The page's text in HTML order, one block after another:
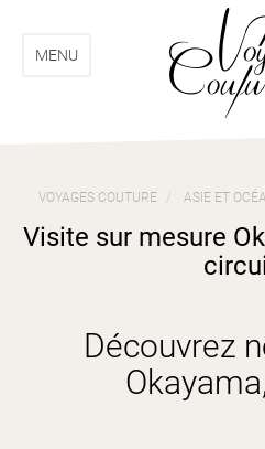
menu
contenuMENU
VOYAGES COUTURE ASIE ET
Visite sur mesure
Découvrez